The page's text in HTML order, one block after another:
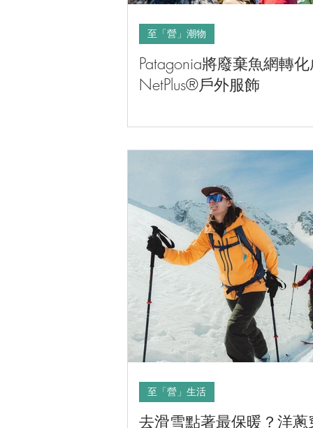
Patagonia將廢棄魚網轉化
NetPlus®戶外服飾
至「營」潮物
去滑雪點著最保暖？洋蔥
至「營」生活